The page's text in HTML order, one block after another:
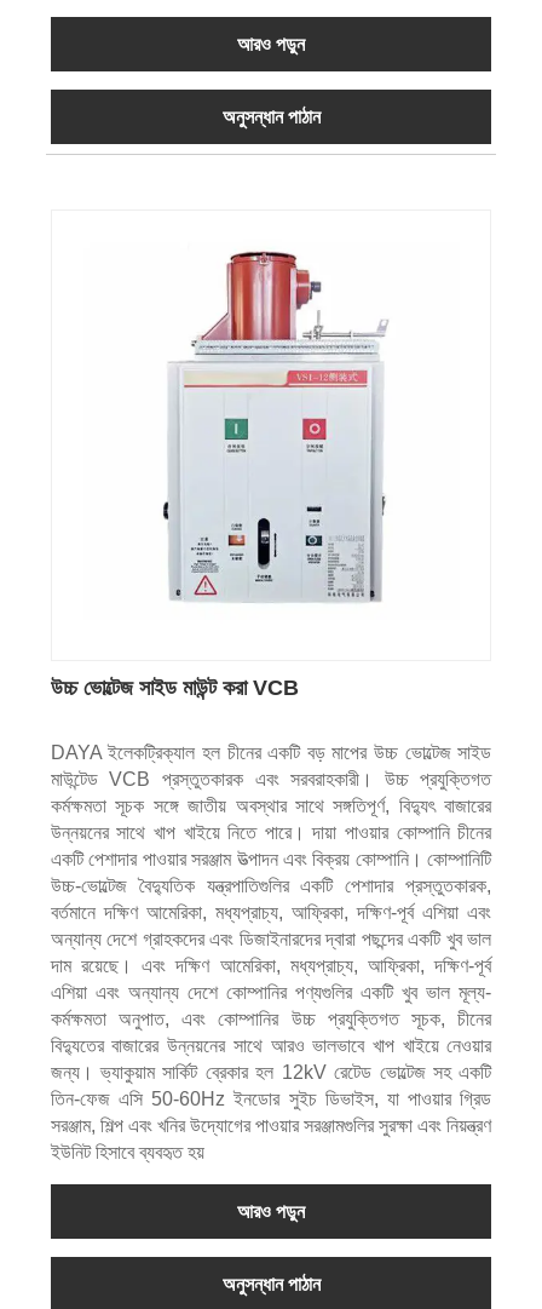
আরও পড়ুন
অনুসন্ধান পাঠান
উচ্চ ভোল্টেজ সাইড মাউন্ট করা VCB
DAYA ইলেকট্রিক্যাল হল চীনের একটি বড় মাপের উচ্চ ভোল্টেজ সাইড
মাউন্টেড VCB প্রস্তুতকারক এবং সরবরাহকারী। উচ্চ প্রযুক্তিগত
কর্মক্ষমতা সূচক সঙ্গে জাতীয় অবস্থার সাথে সঙ্গতিপূর্ণ, বিদ্যুৎ বাজারের
উন্নয়নের সাথে খাপ খাইয়ে নিতে পারে। দায়া পাওয়ার কোম্পানি চীনের
একটি পেশাদার পাওয়ার সরঞ্জাম উত্পাদন এবং বিক্রয় কোম্পানি। কোম্পানিটি
উচ্চ-ভোল্টেজ বৈদ্যুতিক যন্ত্রপাতিগুলির একটি পেশাদার প্রস্তুতকারক,
বর্তমানে দক্ষিণ আমেরিকা, মধ্যপ্রাচ্য, আফ্রিকা, দক্ষিণ-পূর্ব এশিয়া এবং
অন্যান্য দেশে গ্রাহকদের এবং ডিজাইনারদের দ্বারা পছন্দের একটি খুব ভাল
দাম রয়েছে। এবং দক্ষিণ আমেরিকা, মধ্যপ্রাচ্য, আফ্রিকা, দক্ষিণ-পূর্ব
এশিয়া এবং অন্যান্য দেশে কোম্পানির পণ্যগুলির একটি খুব ভাল মূল্য-
কর্মক্ষমতা অনুপাত, এবং কোম্পানির উচ্চ প্রযুক্তিগত সূচক, চীনের
বিদ্যুতের বাজারের উন্নয়নের সাথে আরও ভালভাবে খাপ খাইয়ে নেওয়ার
জন্য। ভ্যাকুয়াম সার্কিট ব্রেকার হল 12kV রেটেড ভোল্টেজ সহ একটি
তিন-ফেজ এসি 50-60Hz ইনডোর সুইচ ডিভাইস, যা পাওয়ার গ্রিড
সরঞ্জাম, শিল্প এবং খনির উদ্যোগের পাওয়ার সরঞ্জামগুলির সুরক্ষা এবং নিয়ন্ত্রণ
ইউনিট হিসাবে ব্যবহৃত হয়
আরও পড়ুন
অনুসন্ধান পাঠান